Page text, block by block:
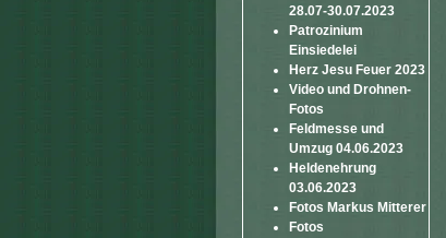
28.07-30.07.2023
Patrozinium
Einsiedelei
Herz Jesu Feuer 2023
Video und Drohnen-
Fotos
Feldmesse und
Umzug 04.06.2023
Heldenehrung
03.06.2023
Fotos Markus Mitterer
Fotos